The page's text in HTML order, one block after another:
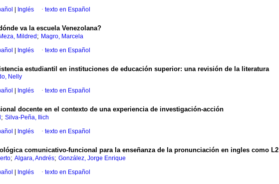
Inglés · texto en Español
va la escuela Venezolana?
Meza, Mildred ; Magro, Marcela
Inglés · texto en Español
estudiantil en instituciones de educación superior: una revisión de la literatura
Nelly
Inglés · texto en Español
docente en el contexto de una experiencia de investigación-acción
; Silva-Peña, Ilich
Inglés · texto en Español
comunicativo-funcional para la enseñanza de la pronunciación en ingles como L2
; Algara, Andrés; González, Jorge Enrique
Inglés · texto en Español